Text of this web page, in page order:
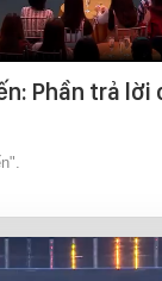
Phần trả lời